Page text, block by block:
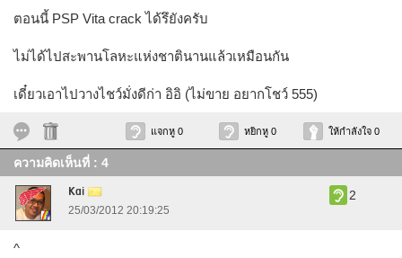
ตอนนี้ PSP Vita crack ได้รึยังครับ
ไม่ได้ไปสะพานโลหะแห่งชาตินานแล้วเหมือนกัน
เดี๋ยวเอาไปวางไชว์มั่งดีก่า อิอิ (ไม่ขาย อยากโชว์ 555)
แจกหู 0 หยิกหู 0 ให้กำลังใจ 0
ความคิดเห็นที่ : 4
Kai
25/03/2012 20:19:25
2
^